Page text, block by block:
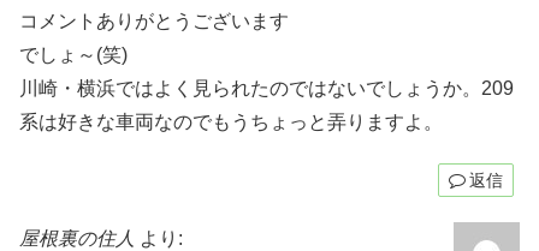
コメントありがとうございます
でしょ～(笑)
川崎・横浜ではよく見られたのではないでしょうか。209
系は好きな車両なのでもうちょっと弄りますよ。
返信
屋根裏の住人 より: